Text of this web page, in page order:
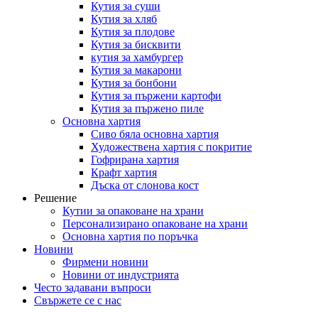
Кутия за суши
Кутия за хляб
Кутия за плодове
Кутия за бисквити
кутия за хамбургер
Кутия за макарони
Кутия за бонбони
Кутия за пържени картофи
Кутия за пържено пиле
Основна хартия
Сиво бяла основна хартия
Художествена хартия с покритие
Гофрирана хартия
Крафт хартия
Дъска от слонова кост
Решение
Кутии за опаковане на храни
Персонализирано опаковане на храни
Основна хартия по поръчка
Новини
Фирмени новини
Новини от индустрията
Често задавани въпроси
Свържете се с нас